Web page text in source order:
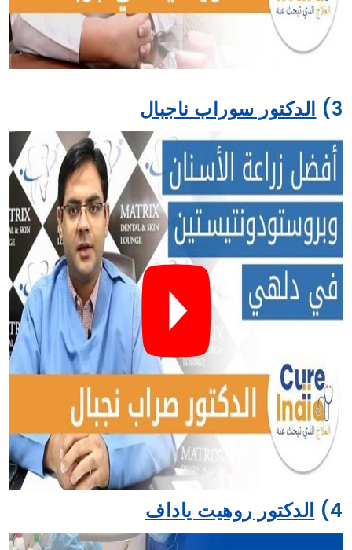
هوليود ثلاثية الأبعاد. لديها اكثر من 15 عامًا خبرة و سعر
ابتسامة هوليود في متناول الجميع باستخدام التكنولوجيا
المتقدمة في عيادتها.
3) الدكتور سوراب ناجبال
الدكتور سوراب ناجبال هو أحد أطباء الاسنان ذوي الخبرة في
دلهي ، الهند. لديه مهارات في التركيبات السنية التيجان ،
الجسور ، أطقم الاسنان ابتسامة هوليوود والغرسات الداعمة
عامًا وتلقى تدريبًا خاصًا في طب الاسنان التجميلي بما في
ذلك تصميم ابتسامة هوليوود. يشتهر بتصميم الابتسامة و سعر
ابتسامة هوليود في عيادته الواقعة في جنوب دلهي.
4) الدكتور روهيت ياداف